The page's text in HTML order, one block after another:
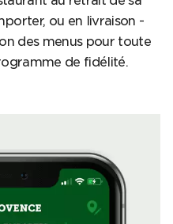
ou en livraison -
des menus pour toute
de fidélité.